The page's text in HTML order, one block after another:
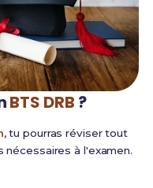
BTS DRB ?
, tu pourras réviser tout
à l'examen.